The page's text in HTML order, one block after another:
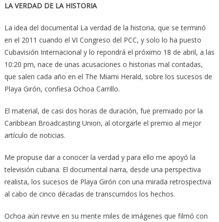
LA VERDAD DE LA HISTORIA
La idea del documental La verdad de la historia, que se terminó
en el 2011 cuando el VI Congreso del PCC, y solo lo ha puesto
Cubavisión Internacional y lo repondrá el próximo 18 de abril, a las
10:20 pm, nace de unas acusaciones o historias mal contadas,
que salen cada año en el The Miami Herald, sobre los sucesos de
Playa Girón, confiesa Ochoa Carrillo.
El material, de casi dos horas de duración, fue premiado por la
Caribbean Broadcasting Union, al otorgarle el premio al mejor
artículo de noticias.
Me propuse dar a conocer la verdad y para ello me apoyó la
televisión cubana. El documental narra, desde una perspectiva
realista, los sucesos de Playa Girón con una mirada retrospectiva
al cabo de cinco décadas de transcurridos los hechos.
Ochoa aún revive en su mente miles de imágenes que filmó con